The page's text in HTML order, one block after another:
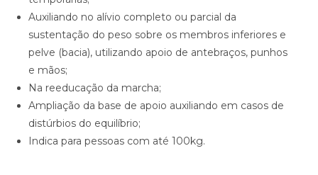
Auxiliando no alívio completo ou parcial da
sustentação do peso sobre os membros inferiores e
pelve (bacia), utilizando apoio de antebraços, punhos
e mãos;
Na reeducação da marcha;
Ampliação da base de apoio auxiliando em casos de
distúrbios do equilíbrio;
Indica para pessoas com até 100kg.